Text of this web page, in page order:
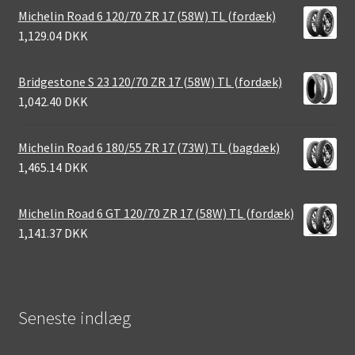
Michelin Road 6 120/70 ZR 17 (58W) TL (fordæk)
1,129.04 DKK
Bridgestone S 23 120/70 ZR 17 (58W) TL (fordæk)
1,042.40 DKK
Michelin Road 6 180/55 ZR 17 (73W) TL (bagdæk)
1,465.14 DKK
Michelin Road 6 GT 120/70 ZR 17 (58W) TL (fordæk)
1,141.37 DKK
Seneste indlæg